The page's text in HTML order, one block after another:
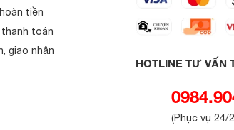
tiền
toán
giao nhận
HOTLINE TƯ VẤN
(Phục vụ 24/